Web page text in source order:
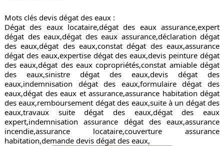
Mots clés devis dégat des eaux :
Dégat des eaux locataire,dégat des eaux assurance,expert
dégat des eaux,dégat des eaux assurance,déclaration dégat
des eaux,dégat des eaux,constat dégat des eaux,assurance
dégat des eaux,expertise dégat des eaux,devis peinture dégat
des eaux,dégat des eaux copropriétés,constat amiable dégat
des eaux,sinistre dégat des eaux,devis dégat des
eaux,indemnisation dégat des eaux,formulaire dégat des
eaux,dégat des eaux et assurance,assurance habitation dégat
des eaux,remboursement dégat des eaux,suite à un dégat des
eaux,travaux suite dégat des eaux,dégat des eaux
expert,indemnisation assurance dégat des eaux,assurance
incendie,assurance locataire,couverture assurance
habitation,demande devis dégat des eaux,